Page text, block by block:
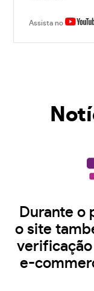
Assista no
Durante o
o site
e-